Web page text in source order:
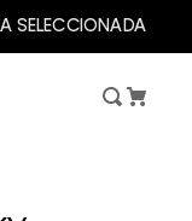
SELECCIONADA